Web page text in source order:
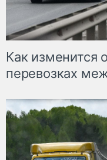
Как изменится
перевозках